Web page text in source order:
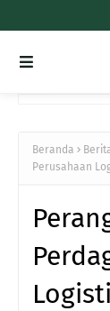
Beranda
Perusahaan